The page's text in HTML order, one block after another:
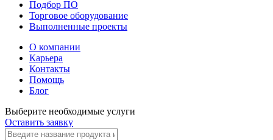
Подбор ПО
Торговое оборудование
Выполненные проекты
О компании
Карьера
Контакты
Помощь
Блог
Выберите необходимые услуги
Оставить заявку